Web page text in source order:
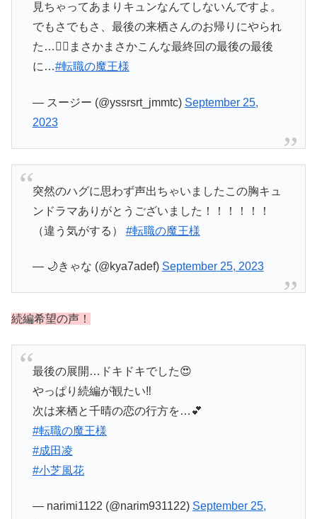
見ちゃってあまりキュンなんてしないんですよ。
でもさでもさ、最後の来栖さんのお帰りにやられ
た…🤦‍♀️まさかまさかこんな最終回の最後の最後
に…#転職の魔王様
— スージー (@yssrsrt_jmmtc) September 25,
2023
突然のハグに思わず声出ちゃいましたこの胸キュ
ンドラマありがとうございました！！！！！！
（違う気がする） #転職の魔王様
— 🌙きゃな (@kya7adef) September 25, 2023
続編希望の声！
最後の展開…ドキドキでした😍
やっぱり続編が観たい‼️
次は来栖と千晴の恋の行方を…︎💕︎
#転職の魔王様
#成田凌
#小芝風花
— narimi1122 (@narim931122) September 25,